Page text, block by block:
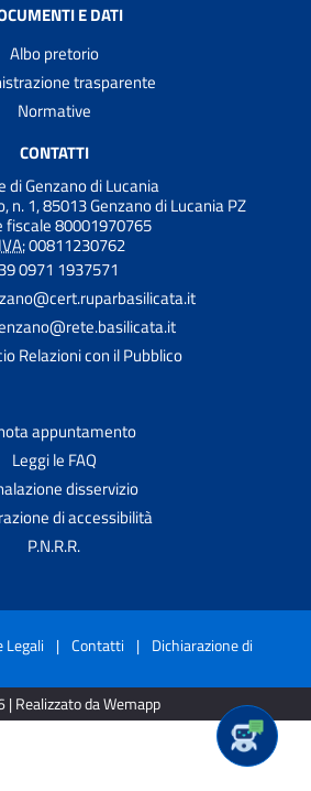
E DATI
Albo pretorio
trasparente
Normative
CONTATTI
di Genzano di Lucania
n. 1, 85013 Genzano di Lucania PZ
fiscale 80001970765
00811230762
0971 1937571
Relazioni con il Pubblico
appuntamento
Leggi le FAQ
disservizio
di accessibilità
P.N.R.R.
Legali | Contatti | Dichiarazione di
| Realizzato da Wemapp